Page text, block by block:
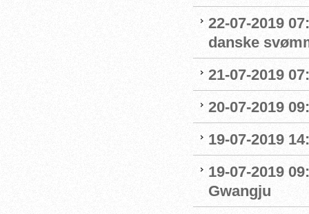
22-07-2019
danske
21-07-2019
20-07-2019
19-07-2019
19-07-2019
Gwangju